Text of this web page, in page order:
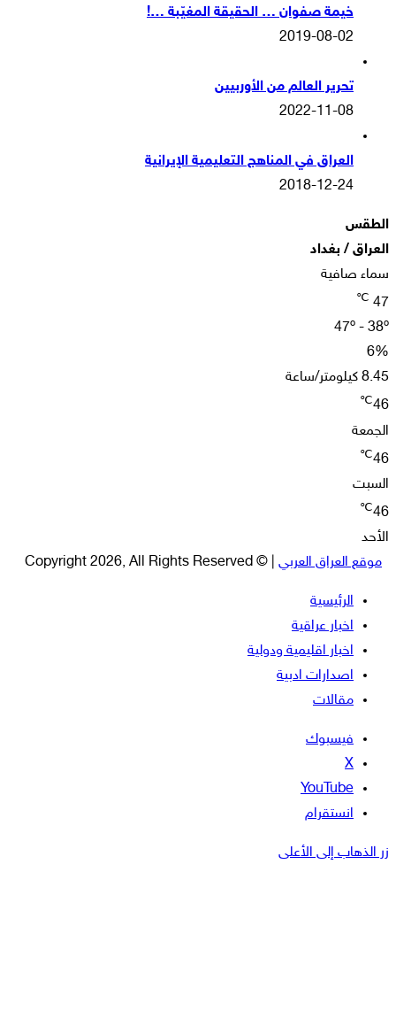
خيمة صفوان … الحقيقة المغيّبة …!
2019-08-02
تحرير العالم من الأوربيين
2022-11-08
العراق في المناهج التعليمية الإيرانية
2018-12-24
الطقس
العراق / بغداد
سماء صافية
47
℃
47º - 38º
6%
8.45 كيلومتر/ساعة
46
℃
الجمعة
46
℃
السبت
46
℃
الأحد
موقع العراق العربي | © Copyright 2026, All Rights Reserved
الرئيسية
اخبار عراقية
اخبار اقليمية ودولية
اصدارات ادبية
مقالات
فيسبوك
‫X
‫YouTube
انستقرام
زر الذهاب إلى الأعلى